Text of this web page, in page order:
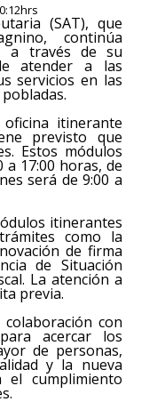
(SAT), que
continúa
a través de su
atender a las
servicios en las
itinerante
previsto que
Estos módulos
17:00 horas, de
será de 9:00 a
itinerantes
como la
de firma
de Situación
La atención a
previa.
con
acercar los
de personas,
y la nueva
el cumplimiento